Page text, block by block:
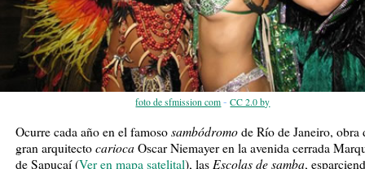
foto de sfmission com -CC 2.0 by
Ocurre cada año en el famoso sambódromo de Río de Janeiro, obra
gran arquitecto carioca Oscar Niemayer en la avenida cerrada
de Sapucaí (Ver en mapa satelital), las Escolas de samba,